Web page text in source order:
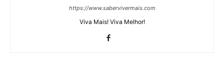
https://www.sabervivermais.com
Viva Mais! Viva Melhor!